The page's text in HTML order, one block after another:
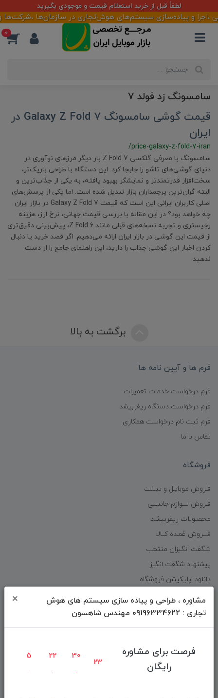
مشاوره ، طراحی و پیاده سازی سیستم های هوش
تجاری : 09196334622 مهندس شاهسون
×
فرصت برای مشاوره
رایگان
5 22 30
23
لطفاً قبل از خرید استعلام قیمت و موجودی بگیرید
و پیاده‌سازی سیستم‌های هوش‌تجاری در سازمان‌ها ،شرکت‌ها
0
سامسونگ زد فولد 7
قیمت گوشی سامسونگ Galaxy Z Fold 7 در
ایران
/price-galaxy-z-fold-7-iran
سامسونگ با معرفی گلکسی Z Fold 7 بار دیگر مرزهای نوآوری در
دنیای گوشی‌های تاشو را جابجا کرد. این دستگاه با طراحی باریک‌تر،
سخت‌افزار قدرتمندتر و نمایشگر بهبود یافته، به یکی از جذاب‌ترین و
البته گران‌ترین پرچمداران بازار تبدیل شده است. اما یکی از پرسش‌های
اصلی کاربران ایرانی این است که قیمت Galaxy Z Fold 7 در بازار ایران
چه خواهد بود؟ در این مقاله با بررسی قیمت جهانی، نرخ ارز، هزینه
رجیستری و تجربه نسخه‌های قبلی مانند Z Fold 6، پیش‌بینی دقیق‌تری
از قیمت این گوشی در بازار ایران ارائه می‌دهیم. اگر قصد خرید یا دنبال
کردن اخبار این گوشی جذاب را دارید، این راهنمای جامع را از دست
ندهید.
برگشت به بالا
فرم ها و آیین نامه ها
فرم درخواست خدمات تعمیرات
فرم درخواست دستگاه ریفربیشد
فرم ثبت نام درخواست همکاری
تماس با ما
فروشگاه
فـروش موبایـل و تبــلت
فـروش لـــوازم جانبـــی
محصـولات ریفربیشـد
فـــروش عُمـده کــالا
شگفت انگیزان منتخب
پیشنهـاد شگفت انگیز
دانلود اپلیکیشن فروشگاه
دسترسی سریع
راهنمای ثبت سفارش
معرفـــی همکــاران